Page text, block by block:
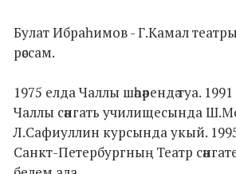
Булат Ибраһимов - Г.Камал
рәссам.
1975 елда Чаллы шәһәрендә туа.
Чаллы сәнгать училищесында
Л.Сафиуллин курсында укый.
Санкт-Петербургның Театр